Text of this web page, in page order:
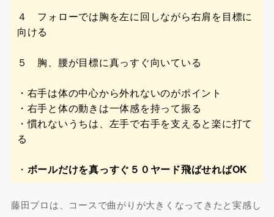
４ フォローでは胸を左に回しながら右肩を目標に
向ける
５ 胸、腰が目標に真っすぐ向いている
・右手は体の中心から外れないのがポイント
・右手と体の動きは一体感を持って振る
・慣れないうちは、左手で右手を支えると楽に打て
る
・ ボールだけを真っすぐ５０ヤード飛ばせればOK
藤田プロは、コースで曲がりが大きくなってきたと実感し